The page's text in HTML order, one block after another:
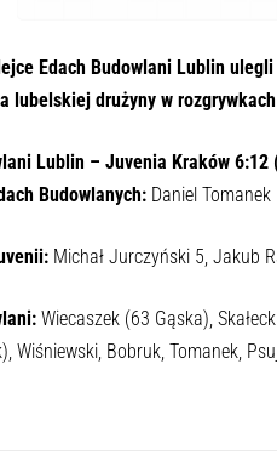
Edach Budowlani Lublin
lubelskiej drużyny w
Lublin – Juvenia Kraków 6:12
Budowlanych:Daniel Tomanek
Michał Jurczyński 5, Jakub
Wiecaszek (63 Gąska),
Wiśniewski, Bobruk, Tomanek,